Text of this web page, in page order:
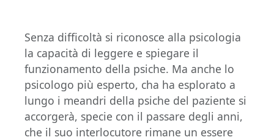
Senza difficoltà si riconosce alla psicologia
la capacità di leggere e spiegare il
funzionamento della psiche. Ma anche lo
psicologo più esperto, cha ha esplorato a
lungo i meandri della psiche del paziente si
accorgerà, specie con il passare degli anni,
che il suo interlocutore rimane un essere